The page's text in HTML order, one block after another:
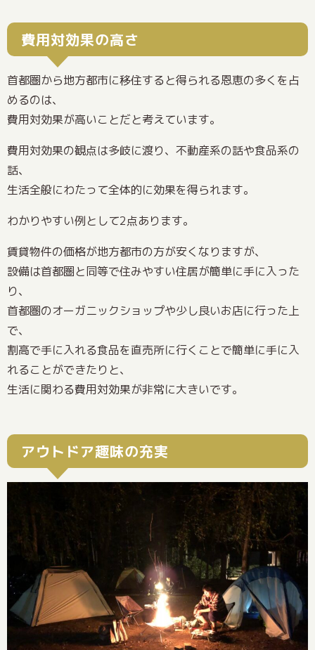
費用対効果の高さ
首都圏から地方都市に移住すると得られる恩恵の多くを占
めるのは、
費用対効果が高いことだと考えています。
費用対効果の観点は多岐に渡り、不動産系の話や食品系の
話、
生活全般にわたって全体的に効果を得られます。
わかりやすい例として2点あります。
賃貸物件の価格が地方都市の方が安くなりますが、
設備は首都圏と同等で住みやすい住居が簡単に手に入った
り、
首都圏のオーガニックショップや少し良いお店に行った上
で、
割高で手に入れる食品を直売所に行くことで簡単に手に入
れることができたりと、
生活に関わる費用対効果が非常に大きいです。
アウトドア趣味の充実